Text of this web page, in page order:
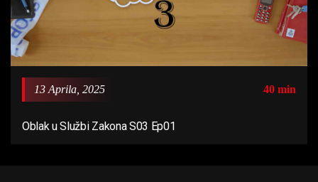
13 Aprila, 2025 40 min
Oblak u Službi Zakona S03 Ep01